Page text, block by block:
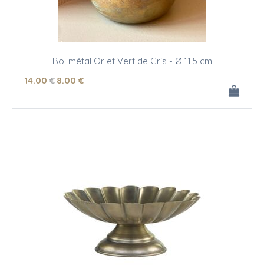
Bol métal Or et Vert de Gris - Ø 11.5 cm
14.00 € 8.00 €